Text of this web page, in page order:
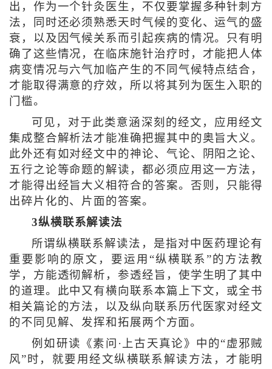
出，作为一个针灸医生，不仅要掌握多种针刺方
法，同时还必须熟悉天时气候的变化、运气的盛
衰，以及因气候关系而引起疾病的情况。只有明
确了这些情况，在临床施针治疗时，才能把人体
病变情况与六气加临产生的不同气候特点结合，
才能取得满意的疗效，所以将其列为医生入职的
门槛。
可见，对于此类意涵深刻的经文，应用经文
集成整合解析法才能准确把握其中的奥旨大义。
此外还有如对经文中的神论、气论、阴阳之论、
五行之论等命题的解读，都必须应用这一方法，
才能得出经旨大义相符合的答案。否则，只能得
出碎片化的、片面的答案。
3纵横联系解读法
所谓纵横联系解读法，是指对中医药理论有
重要影响的原文，要运用“纵横联系”的方法教
学，方能透彻解析，参透经旨，使学生明了其中
的道理。此中又有横向联系本篇上下文，或全书
相关篇论的方法，以及纵向联系历代医家对经文
的不同见解、发挥和拓展两个方面。
例如研读《素问·上古天真论》中的“虚邪贼
风”时，就要用经文纵横联系解读方法，才能明